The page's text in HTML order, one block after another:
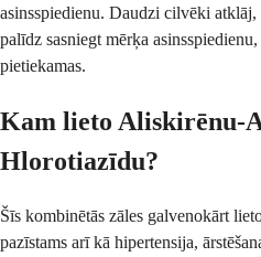
asinsspiedienu. Daudzi cilvēki atklāj,
palīdz sasniegt mērķa
pietiekamas.
Kam lieto Aliskirēnu-
Hlorotiazīdu?
Šīs kombinētās zāles galvenokārt
pazīstams arī kā hipertensija,